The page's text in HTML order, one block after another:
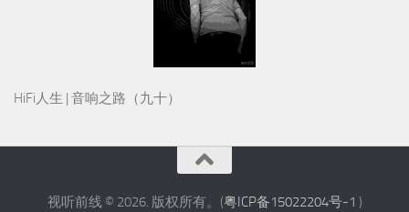
HiFi人生 | 音响之路（九十）
视听前线 © 2026. 版权所有。(粤ICP备15022204号-1 )